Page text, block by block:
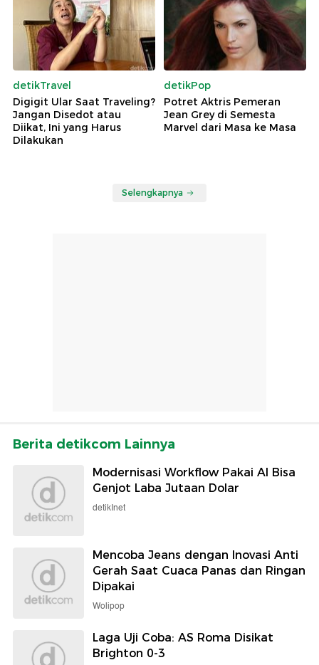
detikTravel
Digigit Ular Saat Traveling?
Jangan Disedot atau
Diikat, Ini yang Harus
Dilakukan
detikPop
Potret Aktris Pemeran
Jean Grey di Semesta
Marvel dari Masa ke Masa
Selengkapnya
Berita detikcom Lainnya
Modernisasi Workflow Pakai AI Bisa
Genjot Laba Jutaan Dolar
detikInet
Mencoba Jeans dengan Inovasi Anti
Gerah Saat Cuaca Panas dan Ringan
Dipakai
Wolipop
Laga Uji Coba: AS Roma Disikat
Brighton 0-3